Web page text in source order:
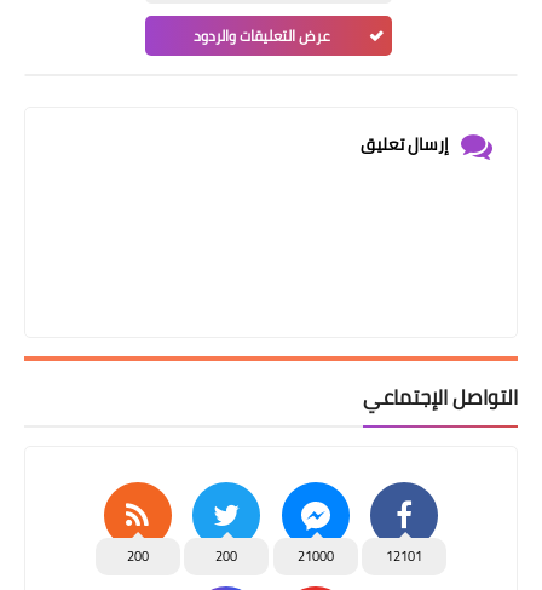
عرض التعليقات والردود
إرسال تعليق
التواصل الإجتماعي
12101
21000
200
200